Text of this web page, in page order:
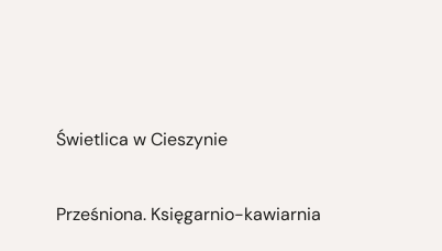
Świetlica w Cieszynie
Prześniona. Księgarnio-kawiarnia